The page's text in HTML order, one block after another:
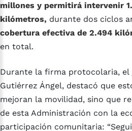
millones y permitirá intervenir
kilómetros, durante dos ciclos
cobertura efectiva de 2.494
en total.
Durante la firma protocolaria, el
Gutiérrez Ángel, destacó que
mejoran la movilidad, sino que
de esta Administración con la
participación comunitaria: